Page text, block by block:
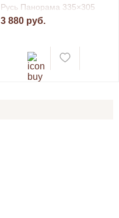
Русь Панорама 335×305
мм
3 880 руб.